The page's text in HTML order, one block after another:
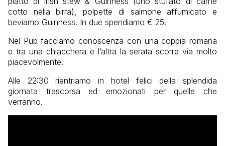
cotto nella birra), polpette di salmone affumicato e
beviamo Guinness. In due spendiamo € 25.
Nel Pub facciamo conoscenza con una coppia romana
e tra una chiacchera e l’altra la serata scorre via molto
piacevolmente.
Alle 22:30 rientriamo in hotel felici della splendida
giornata trascorsa ed emozionati per quelle che
verranno.